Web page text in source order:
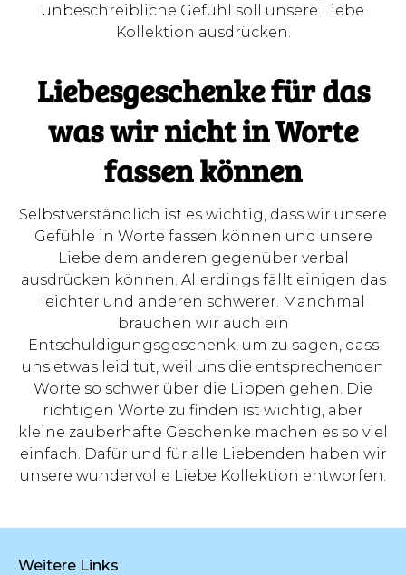
unbeschreibliche Gefühl soll unsere Liebe
Kollektion ausdrücken.
Liebesgeschenke für das
was wir nicht in Worte
fassen können
Selbstverständlich ist es wichtig, dass wir unsere
Gefühle in Worte fassen können und unsere
Liebe dem anderen gegenüber verbal
ausdrücken können. Allerdings fällt einigen das
leichter und anderen schwerer. Manchmal
brauchen wir auch ein
Entschuldigungsgeschenk, um zu sagen, dass
uns etwas leid tut, weil uns die entsprechenden
Worte so schwer über die Lippen gehen. Die
richtigen Worte zu finden ist wichtig, aber
kleine zauberhafte Geschenke machen es so viel
einfach. Dafür und für alle Liebenden haben wir
unsere wundervolle Liebe Kollektion entworfen.
Weitere Links